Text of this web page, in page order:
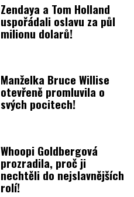
Zendaya a Tom Holland
uspořádali oslavu za půl
milionu dolarů!
Manželka Bruce Willise
otevřeně promluvila o
svých pocitech!
Whoopi Goldbergová
prozradila, proč ji
nechtěli do nejslavnějších
rolí!